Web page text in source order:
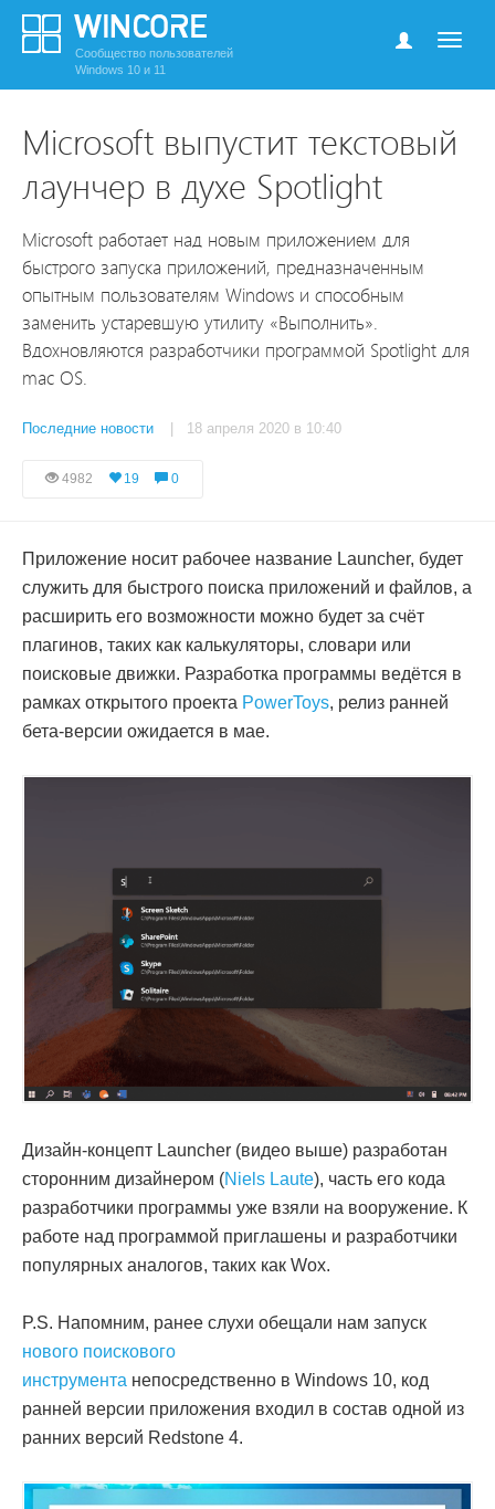
Сообщество пользователей
Windows 10 и 11
Microsoft выпустит текстовый
лаунчер в духе Spotlight
Microsoft работает над новым приложением для
быстрого запуска приложений, предназначенным
опытным пользователям Windows и способным
заменить устаревшую утилиту «Выполнить».
Вдохновляются разработчики программой Spotlight для
mac OS.
Последние новости | 18 апреля 2020 в 10:40
4982 19 0
Приложение носит рабочее название Launcher, будет
служить для быстрого поиска приложений и файлов, а
расширить его возможности можно будет за счёт
плагинов, таких как калькуляторы, словари или
поисковые движки. Разработка программы ведётся в
рамках открытого проекта PowerToys, релиз ранней
бета-версии ожидается в мае.
Дизайн-концепт Launcher (видео выше) разработан
сторонним дизайнером (Niels Laute), часть его кода
разработчики программы уже взяли на вооружение. К
работе над программой приглашены и разработчики
популярных аналогов, таких как Wox.
P.S. Напомним, ранее слухи обещали нам запуск
нового поискового
инструмента непосредственно в Windows 10, код
ранней версии приложения входил в состав одной из
ранних версий Redstone 4.